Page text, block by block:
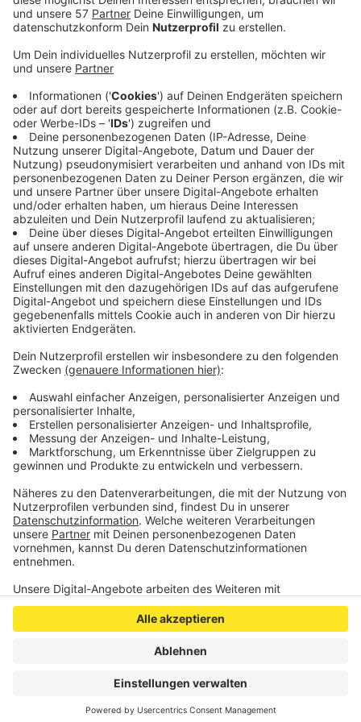
Deutschlands Top-Springreiter Marcus Ehning kann
seinen Titel beim Großen Preis von Aachen demnächst
verteidigen.
Laut Bundestrainer Otto Becker befindet sich der
zuletzt angeschlagene Hengst im Aufbau und "geht
nicht in Aachen".
Ehning wird beim CHIO unter anderem "Coolio" reiten.
Der Wallach, der als Nummer zwei in Ehnings Stall gilt,
gehört auch zum Olympia-Kader.
Zuletzt beim Nationenpreis-Turnier in Rotterdam hat
er allerdings keine gute Vorstellung geboten - da
haben Ehning und "Coolio" acht Strafpunkte kassiert
und im Großen Preis aufgebeben.
(Auf dem Foto oben seht Ihr Marcus Ehning und
"Stargold" bei der Siegerehrung nach dem Großen Preis
von Aachen 2023.)
Anzeige
Anzeige